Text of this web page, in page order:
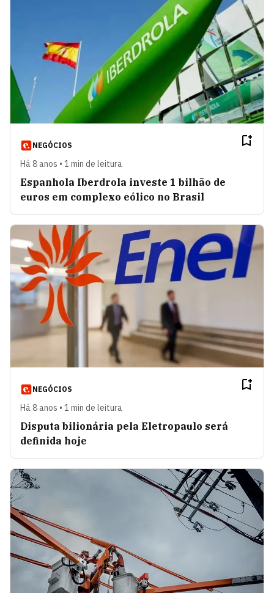
NEGÓCIOS
Há 8 anos • 1 min de leitura
Espanhola Iberdrola investe 1 bilhão de
euros em complexo eólico no Brasil
NEGÓCIOS
Há 8 anos • 1 min de leitura
Disputa bilionária pela Eletropaulo será
definida hoje